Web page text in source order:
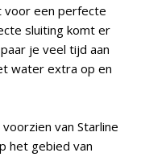
voor een perfecte
sluiting komt er
je veel tijd aan
water extra op en
van Starline
het gebied van